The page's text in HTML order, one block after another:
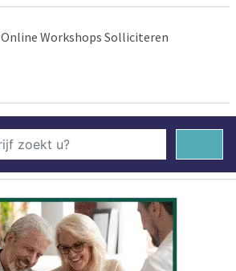
Online Workshops Solliciteren